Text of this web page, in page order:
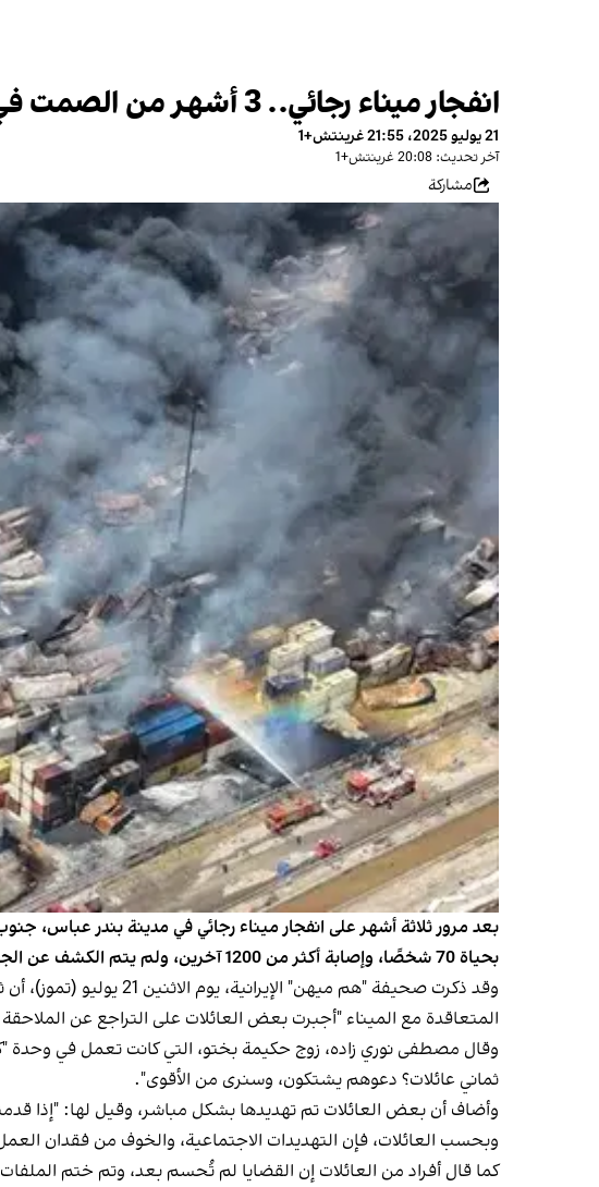
21 يوليو 2025، 21:55 غرينتش+1
آخر تحديث: 20:08 غرينتش+1
مشاركة
بعد مرور ثلاثة أشهر على انفجار ميناء رجائي في مدينة بندر عباس،
بحياة 70 شخصًا، وإصابة أكثر من 1200 آخرين، ولم يتم الكشف عن الجهة المسؤولة أو محاسبتها حتى الآن.
المتعاقدة مع الميناء "أجبرت بعض العائلات على التراجع عن الملاحقة
وقال مصطفى نوري‌ زاده، زوج حكيمة بختو، التي كانت تعمل في وحدة
ثماني عائلات؟ دعوهم يشتكون، وسنرى من الأقوى".
وأضاف أن بعض العائلات تم تهديدها بشكل مباشر، وقيل لها: "إذا
وبحسب العائلات، فإن التهديدات الاجتماعية، والخوف من فقدان
كما قال أفراد من العائلات إن القضايا لم تُحسم بعد، وتم ختم